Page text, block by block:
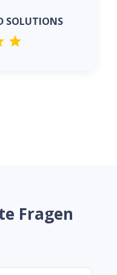
SOLUTIONS
Fragen